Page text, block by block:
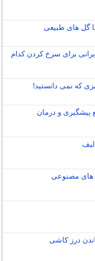
گل های طبیعی
برای سرخ کردن کدام
پیشگیری و درمان
های مصنوعی
درز کاشی